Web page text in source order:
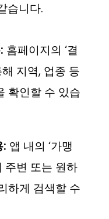
습니다.
홈페이지의 ‘결
지역, 업종 등
확인할 수 있습
: 앱 내의 ‘가맹
주변 또는 원하
하게 검색할 수